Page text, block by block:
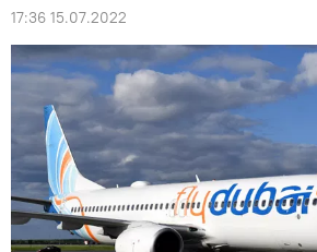
17:36 15.07.2022